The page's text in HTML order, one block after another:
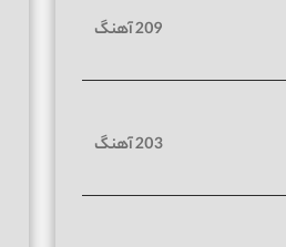
209 آهنگ
203 آهنگ